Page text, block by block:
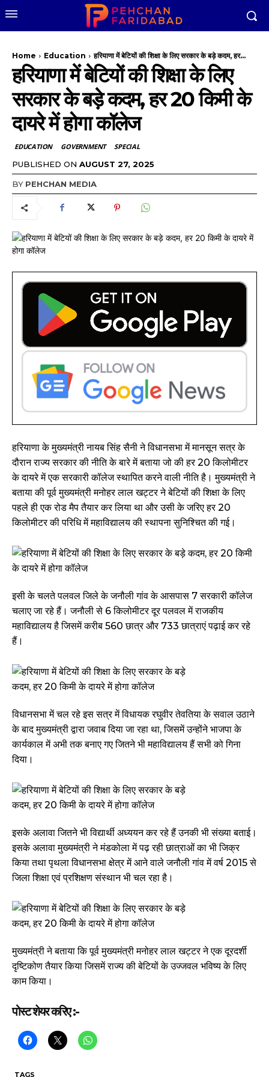
Home Education हरियाणा में बेटियों की शिक्षा के लिए सरकार के बड़े कदम, हर...
हरियाणा में बेटियों की शिक्षा के लिए
सरकार के बड़े कदम, हर 20 किमी के
दायरे में होगा कॉलेज
EDUCATION GOVERNMENT SPECIAL
PUBLISHED ON AUGUST 27, 2025
BY PEHCHAN MEDIA
हरियाणा के मुख्यमंत्री नायब सिंह सैनी ने विधानसभा में मानसून सत्र के
दौरान राज्य सरकार की नीति के बारे में बताया जो की हर 20 किलोमीटर
के दायरे में एक सरकारी कॉलेज स्थापित करने वाली नीति है। मुख्यमंत्री ने
बताया की पूर्व मुख्यमंत्री मनोहर लाल खट्टर ने बेटियों की शिक्षा के लिए
पहले ही एक रोड मैप तैयार कर लिया था और उसी के जरिए हर 20
किलोमीटर की परिधि में महाविद्यालय की स्थापना सुनिश्चित की गई।
इसी के चलते पलवल जिले के जनौली गांव के आसपास 7 सरकारी कॉलेज
चलाए जा रहे हैं। जनौली से 6 किलोमीटर दूर पलवल में राजकीय
महाविद्यालय है जिसमें करीब 560 छात्र और 733 छात्राएं पढ़ाई कर रहे
हैं।
विधानसभा में चल रहे इस सत्र में विधायक रघुवीर तेवतिया के सवाल उठाने
के बाद मुख्यमंत्री द्वारा जवाब दिया जा रहा था, जिसमें उन्होंने भाजपा के
कार्यकाल में अभी तक बनाए गए जितने भी महाविद्यालय हैं सभी को गिना
दिया।
इसके अलावा जितने भी विद्यार्थी अध्ययन कर रहे हैं उनकी भी संख्या बताई।
इसके अलावा मुख्यमंत्री ने मंडकोला में पढ़ रही छात्राओं का भी जिक्र
किया तथा पृथला विधानसभा क्षेत्र में आने वाले जनौली गांव में वर्ष 2015 से
जिला शिक्षा एवं प्रशिक्षण संस्थान भी चल रहा है।
मुख्यमंत्री ने बताया कि पूर्व मुख्यमंत्री मनोहर लाल खट्टर ने एक दूरदर्शी
दृष्टिकोण तैयार किया जिसमें राज्य की बेटियों के उज्जवल भविष्य के लिए
काम किया।
पोस्ट शेयर करिए :-
TAGS